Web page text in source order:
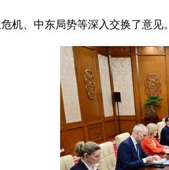
机、中东局势等深入交换了意见。